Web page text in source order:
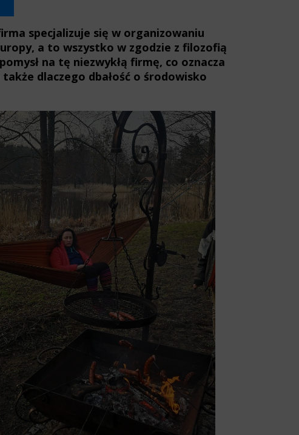
specjalizuje się w organizowaniu
a to wszystko w zgodzie z filozofią
na tę niezwykłą firmę, co oznacza
dlaczego dbałość o środowisko